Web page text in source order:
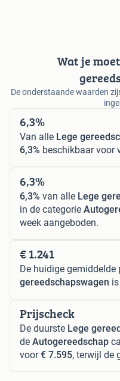
Wat je
De onderstaande waarden
6,3%
Van alle Lege
6,3% beschikbaar voor
6,3%
6,3% van alle Lege
in de categorie
week aangeboden.
€ 1.241
De huidige gemiddelde
gereedschapswagen is
Prijscheck
De duurste Lege
de Autogereedschap
voor€ 7.595, terwijl de